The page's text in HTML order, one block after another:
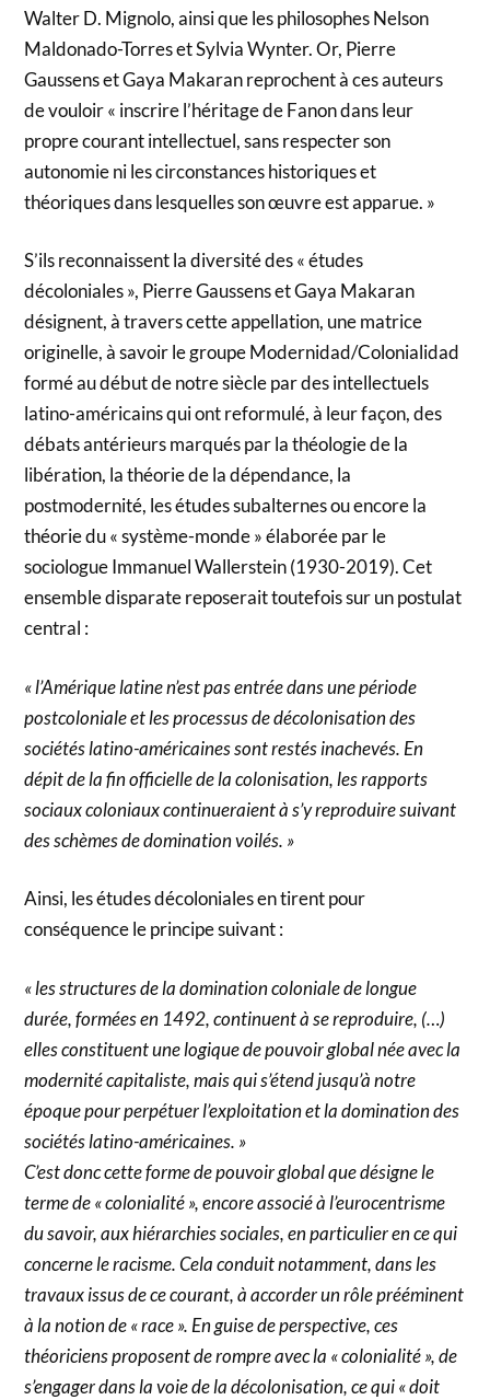
Walter D. Mignolo, ainsi que les philosophes Nelson
Maldonado-Torres et Sylvia Wynter. Or, Pierre
Gaussens et Gaya Makaran reprochent à ces auteurs
de vouloir « inscrire l’héritage de Fanon dans leur
propre courant intellectuel, sans respecter son
autonomie ni les circonstances historiques et
théoriques dans lesquelles son œuvre est apparue. »
S’ils reconnaissent la diversité des « études
décoloniales », Pierre Gaussens et Gaya Makaran
désignent, à travers cette appellation, une matrice
originelle, à savoir le groupe Modernidad/Colonialidad
formé au début de notre siècle par des intellectuels
latino-américains qui ont reformulé, à leur façon, des
débats antérieurs marqués par la théologie de la
libération, la théorie de la dépendance, la
postmodernité, les études subalternes ou encore la
théorie du « système-monde » élaborée par le
sociologue Immanuel Wallerstein (1930-2019). Cet
ensemble disparate reposerait toutefois sur un postulat
central :
« l’Amérique latine n’est pas entrée dans une période
postcoloniale et les processus de décolonisation des
sociétés latino-américaines sont restés inachevés. En
dépit de la fin officielle de la colonisation, les rapports
sociaux coloniaux continueraient à s’y reproduire suivant
des schèmes de domination voilés. »
Ainsi, les études décoloniales en tirent pour
conséquence le principe suivant :
« les structures de la domination coloniale de longue
durée, formées en 1492, continuent à se reproduire, (…)
elles constituent une logique de pouvoir global née avec la
modernité capitaliste, mais qui s’étend jusqu’à notre
époque pour perpétuer l’exploitation et la domination des
sociétés latino-américaines. »
C’est donc cette forme de pouvoir global que désigne le
terme de « colonialité », encore associé à l’eurocentrisme
du savoir, aux hiérarchies sociales, en particulier en ce qui
concerne le racisme. Cela conduit notamment, dans les
travaux issus de ce courant, à accorder un rôle prééminent
à la notion de « race ». En guise de perspective, ces
théoriciens proposent de rompre avec la « colonialité », de
s’engager dans la voie de la décolonisation, ce qui « doit